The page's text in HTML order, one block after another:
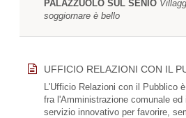
PALAZZUOLO SUL SENIO
soggiornare è bello
UFFICIO RELAZIONI CON IL
L'Ufficio Relazioni con il Pubblico
fra l'Amministrazione comunale ed
servizio innovativo per favorire,